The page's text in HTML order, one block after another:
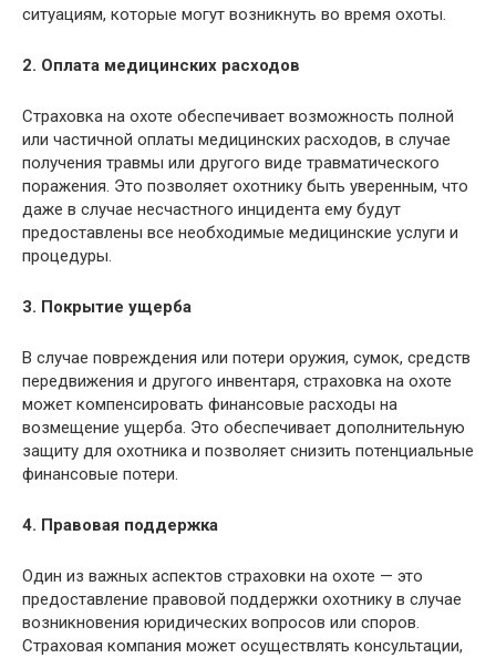
ситуациям, которые могут возникнуть во время охоты.
2. Оплата медицинских расходов
Страховка на охоте обеспечивает возможность полной
или частичной оплаты медицинских расходов, в случае
получения травмы или другого виде травматического
поражения. Это позволяет охотнику быть уверенным, что
даже в случае несчастного инцидента ему будут
предоставлены все необходимые медицинские услуги и
процедуры.
3. Покрытие ущерба
В случае повреждения или потери оружия, сумок, средств
передвижения и другого инвентаря, страховка на охоте
может компенсировать финансовые расходы на
возмещение ущерба. Это обеспечивает дополнительную
защиту для охотника и позволяет снизить потенциальные
финансовые потери.
4. Правовая поддержка
Один из важных аспектов страховки на охоте — это
предоставление правовой поддержки охотнику в случае
возникновения юридических вопросов или споров.
Страховая компания может осуществлять консультации,